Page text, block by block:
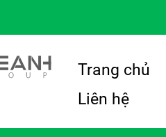
Trang chủ
Liên hệ